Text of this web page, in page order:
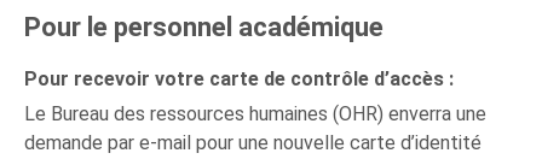
Pour le personnel académique
Pour recevoir votre carte de contrôle d’accès :
Le Bureau des ressources humaines (OHR) enverra une
demande par e-mail pour une nouvelle carte d’identité